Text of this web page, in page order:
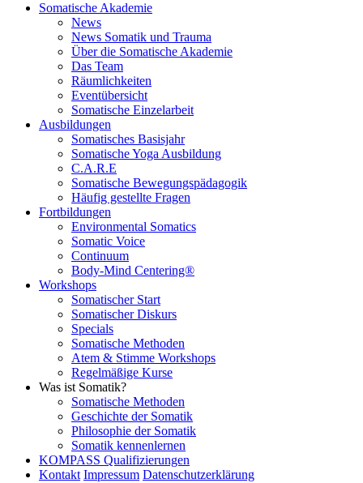
Somatische Akademie
News
News Somatik und Trauma
Über die Somatische Akademie
Das Team
Räumlichkeiten
Eventübersicht
Somatische Einzelarbeit
Ausbildungen
Somatisches Basisjahr
Somatische Yoga Ausbildung
C.A.R.E
Somatische Bewegungspädagogik
Häufig gestellte Fragen
Fortbildungen
Environmental Somatics
Somatic Voice
Continuum
Body-Mind Centering®
Workshops
Somatischer Start
Somatischer Diskurs
Specials
Somatische Methoden
Atem & Stimme Workshops
Regelmäßige Kurse
Was ist Somatik?
Somatische Methoden
Geschichte der Somatik
Philosophie der Somatik
Somatik kennenlernen
KOMPASS Qualifizierungen
Kontakt Impressum Datenschutzerklärung